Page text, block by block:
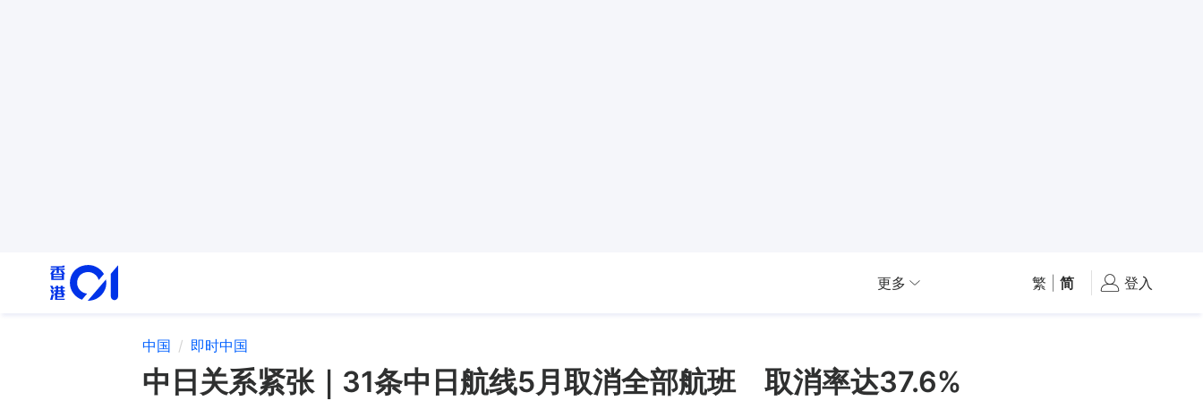
更多 繁 简 登入
中国 即时中国
中日关系紧张｜31条中日航线5月取消全部航班 取消率达37.6%